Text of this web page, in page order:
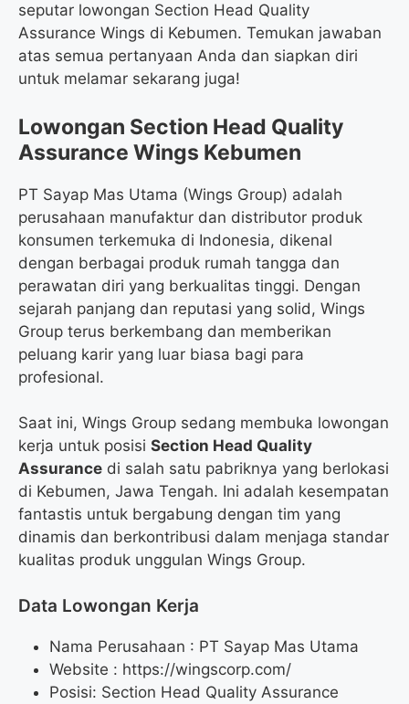
seputar lowongan Section Head Quality
Assurance Wings di Kebumen. Temukan jawaban
atas semua pertanyaan Anda dan siapkan diri
untuk melamar sekarang juga!
Lowongan Section Head Quality
Assurance Wings Kebumen
PT Sayap Mas Utama (Wings Group) adalah
perusahaan manufaktur dan distributor produk
konsumen terkemuka di Indonesia, dikenal
dengan berbagai produk rumah tangga dan
perawatan diri yang berkualitas tinggi. Dengan
sejarah panjang dan reputasi yang solid, Wings
Group terus berkembang dan memberikan
peluang karir yang luar biasa bagi para
profesional.
Saat ini, Wings Group sedang membuka lowongan
kerja untuk posisi Section Head Quality
Assurance di salah satu pabriknya yang berlokasi
di Kebumen, Jawa Tengah. Ini adalah kesempatan
fantastis untuk bergabung dengan tim yang
dinamis dan berkontribusi dalam menjaga standar
kualitas produk unggulan Wings Group.
Data Lowongan Kerja
Nama Perusahaan : PT Sayap Mas Utama
Website : https://wingscorp.com/
Posisi: Section Head Quality Assurance